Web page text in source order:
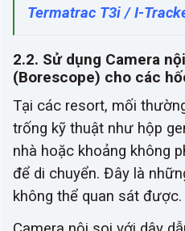
Termatrac T3i / I-
2.2. Sử dụng Camera
(Borescope) cho các
Tại các resort, mối
trống kỹ thuật như hộp
nhà hoặc khoảng không
để di chuyển. Đây là
không thể quan sát được.